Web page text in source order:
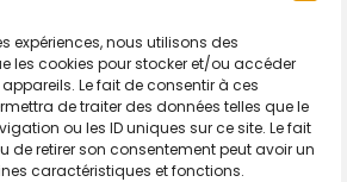
expériences, nous utilisons des
les cookies pour stocker et/ou accéder
Le fait de consentir à ces
de traiter des données telles que le
ou les ID uniques sur ce site. Le fait
de retirer son consentement peut avoir un
caractéristiques et fonctions.
Belgique